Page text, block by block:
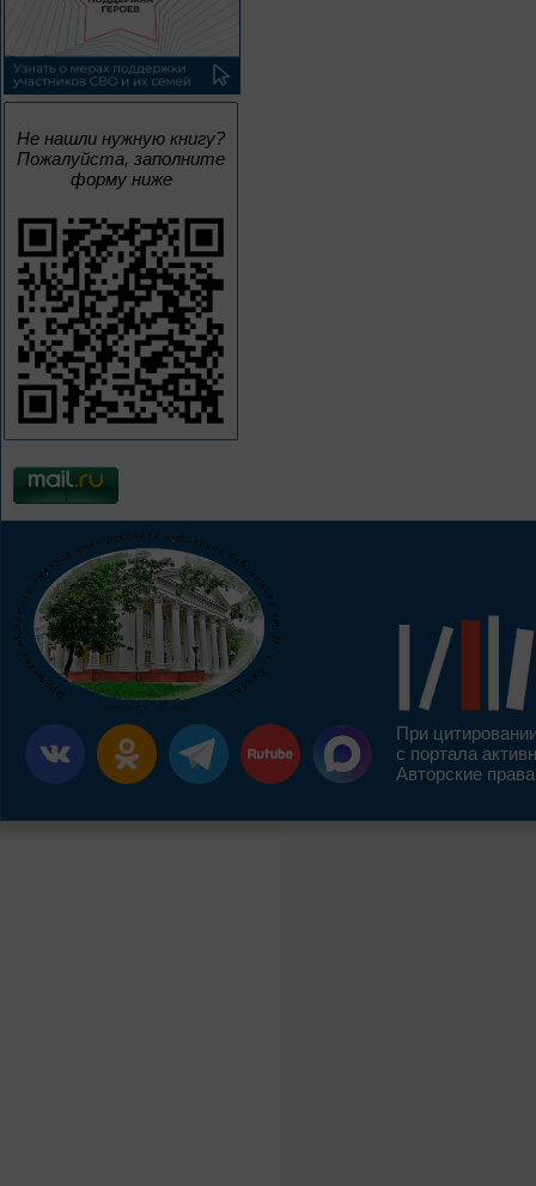
Не нашли нужную книгу?
Пожалуйста, заполните
форму ниже
При
с портала
Авторские